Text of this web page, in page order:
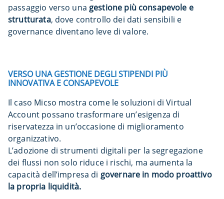
passaggio verso una gestione più consapevole e
strutturata, dove controllo dei dati sensibili e
governance diventano leve di valore.
VERSO UNA GESTIONE DEGLI STIPENDI PIÙ
INNOVATIVA E CONSAPEVOLE
Il caso Micso mostra come le soluzioni di Virtual
Account possano trasformare un’esigenza di
riservatezza in un’occasione di miglioramento
organizzativo.
L’adozione di strumenti digitali per la segregazione
dei flussi non solo riduce i rischi, ma aumenta la
capacità dell’impresa di governare in modo proattivo
la propria liquidità.